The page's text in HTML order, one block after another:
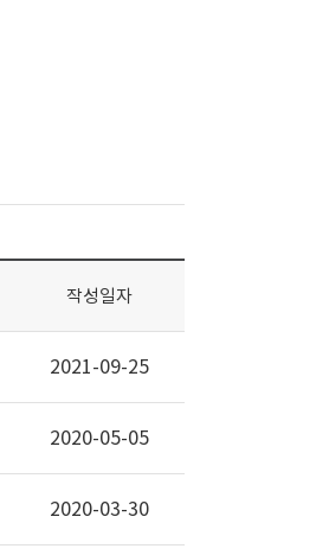
작성일자
2021-09-25
2020-05-05
2020-03-30